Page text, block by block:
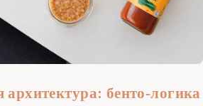
архитектура: бенто-логика